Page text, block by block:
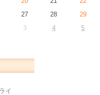
27 28
29
3 4 5
イ